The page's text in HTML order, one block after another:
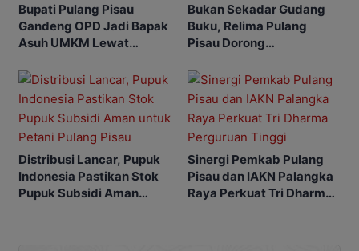
Bupati Pulang Pisau
Gandeng OPD Jadi Bapak
Asuh UMKM Lewat
Bukan Sekadar Gudang
Buku, Relima Pulang
Pisau Dorong
Kreativitas Warga
Distribusi Lancar, Pupuk
Indonesia Pastikan Stok
Pupuk Subsidi Aman
Sinergi Pemkab Pulang
Pisau dan IAKN Palangka
Raya Perkuat Tri Dharma